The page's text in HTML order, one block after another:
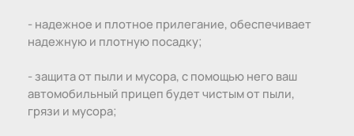
- надежное и плотное прилегание, обеспечивает
надежную и плотную посадку;
- защита от пыли и мусора, с помощью него ваш
автомобильный прицеп будет чистым от пыли,
грязи и мусора;